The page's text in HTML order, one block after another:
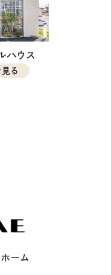
ハウス
る
ーム